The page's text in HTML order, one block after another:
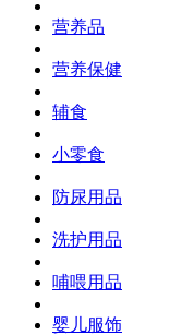
营养品
营养保健
辅食
小零食
防尿用品
洗护用品
哺喂用品
婴儿服饰